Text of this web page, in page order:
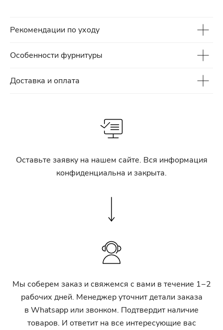
Рекомендации по уходу
Особенности фурнитуры
Доставка и оплата
Оставьте заявку на нашем сайте. Вся информация
конфиденциальна и закрыта.
Мы соберем заказ и свяжемся с вами в течение 1−2
рабочих дней. Менеджер уточнит детали заказа
в Whatsapp или звонком. Подтвердит наличие
товаров. И ответит на все интересующие вас